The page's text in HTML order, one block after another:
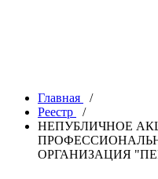
Главная
/
Реестр
/
НЕПУБЛИЧНОЕ
ОРГАНИЗАЦИЯ